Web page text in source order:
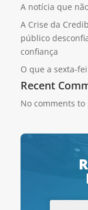
A notícia que
A Crise da
público
confiança
O que a sexta-
Recent
No comments to